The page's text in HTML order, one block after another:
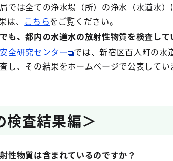
では全ての浄水場（所）の浄水（水道水
は、 こちらをご覧ください。
も、都内の水道水の放射性物質を検査して
全研究センター では、新宿区百人町の水
し、その結果をホームページで公表してい
検査結果編＞
性物質は含まれているのですか？